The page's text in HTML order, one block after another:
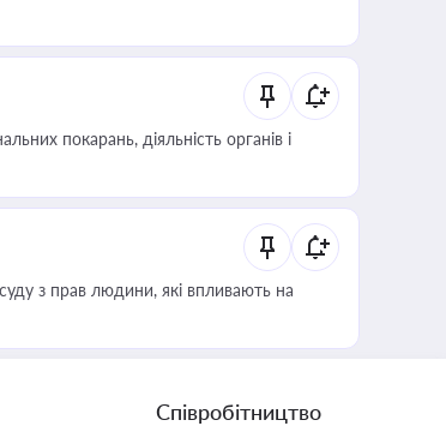
покарань, діяльність органів і
з прав людини, які впливають на
Співробітництво